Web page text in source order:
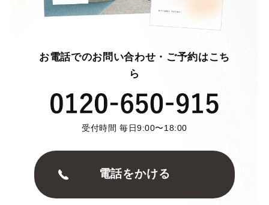
お電話でのお問い合わせ・ご予約はこち
ら
受付時間 毎日9:00〜18:00
電話をかける